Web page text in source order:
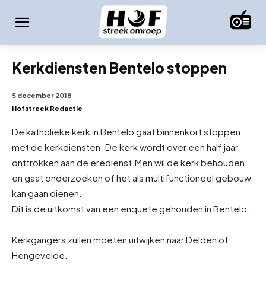
Kerkdiensten Bentelo stoppen
5 december 2018
Hofstreek Redactie
De katholieke kerk in Bentelo gaat binnenkort stoppen
met de kerkdiensten. De kerk wordt over een half jaar
onttrokken aan de eredienst. Men wil de kerk behouden
en gaat onderzoeken of het als multifunctioneel gebouw
kan gaan dienen.
Dit is de uitkomst van een enquete gehouden in Bentelo.
Kerkgangers zullen moeten uitwijken naar Delden of
Hengevelde.